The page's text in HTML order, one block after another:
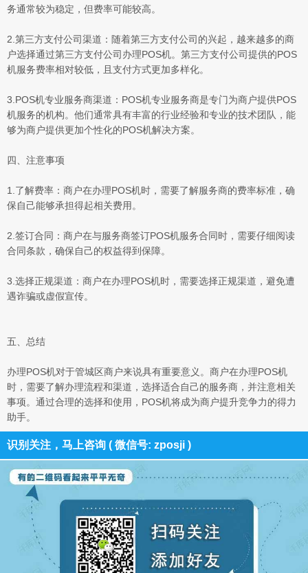
务通常较为稳定，但费率可能较高。
2.第三方支付公司渠道：随着第三方支付公司的兴起，越来越多的商
户选择通过第三方支付公司办理POS机。第三方支付公司提供的POS
机服务费率相对较低，且支付方式更加多样化。
3.POS机专业服务商渠道：POS机专业服务商是专门为商户提供POS
机服务的机构。他们通常具有丰富的行业经验和专业的技术团队，能
够为商户提供更加个性化的POS机解决方案。
四、注意事项
1.了解费率：商户在办理POS机时，需要了解服务商的费率标准，确
保自己能够承担得起相关费用。
2.签订合同：商户在与服务商签订POS机服务合同时，需要仔细阅读
合同条款，确保自己的权益得到保障。
3.选择正规渠道：商户在办理POS机时，需要选择正规渠道，避免遭
遇诈骗或虚假宣传。
五、总结
办理POS机对于管城区商户来说具有重要意义。商户在办理POS机
时，需要了解办理流程和渠道，选择适合自己的服务商，并注意相关
事项。通过合理的选择和使用，POS机将成为商户提升竞争力的得力
助手。
识别关注，马上咨询 ( 微信号: zposji )